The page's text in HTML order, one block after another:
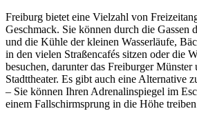
Freiburg bietet eine Vielzahl von
Geschmack. Sie können durch die Gassen
und die Kühle der kleinen Wasserläufe,
in den vielen Straßencafés sitzen oder die
besuchen, darunter das Freiburger Münster
Stadttheater. Es gibt auch eine Alternative
– Sie können Ihren Adrenalinspiegel im
einem Fallschirmsprung in die Höhe